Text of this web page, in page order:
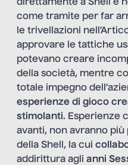
direttamente a Shell e
come tramite per far
le trivellazioni
approvare le tattiche
potevano creare
della società, mentre
totale impegno
esperienze di gioco
stimolanti. Esperienze
avanti, non avranno
della Shell, la cui
addirittura agli anni